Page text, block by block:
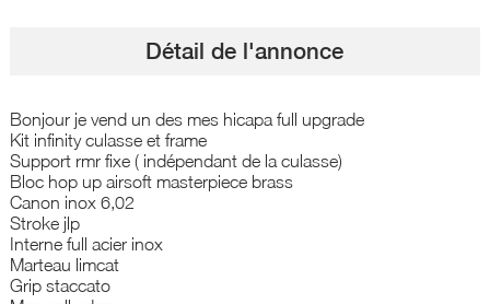
Détail de l'annonce
Bonjour je vend un des mes hicapa full upgrade
Kit infinity culasse et frame
Support rmr fixe ( indépendant de la culasse)
Bloc hop up airsoft masterpiece brass
Canon inox 6,02
Stroke jlp
Interne full acier inox
Marteau limcat
Grip staccato